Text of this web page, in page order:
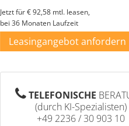
Jetzt für€ 92,58 mtl. leasen,
bei 36 Monaten Laufzeit
Leasingangebot anfordern
TELEFONISCHE
(durch KI-Spezialisten)
+49 2236 / 30 903 10